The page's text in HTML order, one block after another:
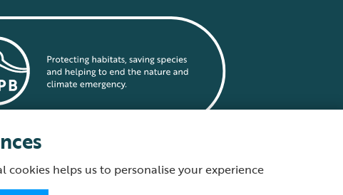
statement
cookies helps us to personalise your experience